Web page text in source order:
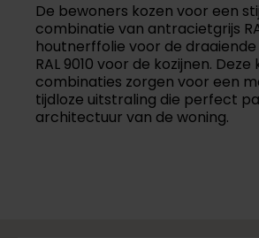
De bewoners kozen voor een
combinatie van antracietgrijs
houtnerffolie voor de
RAL 9010 voor de kozijnen. Deze
combinaties zorgen voor een
tijdloze uitstraling die perfect
architectuur van de woning.